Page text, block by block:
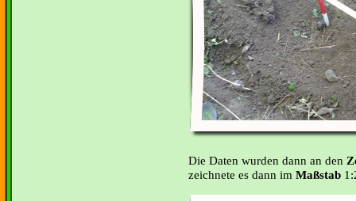
Die Daten wurden dann an den
zeichnete es dann im Maßstab